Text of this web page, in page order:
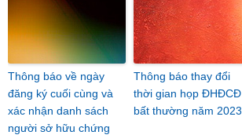
Thông báo về ngày
đăng ký cuối cùng và
xác nhận danh sách
người sở hữu chứng
Thông báo thay đổi
thời gian họp ĐHĐCĐ
bất thường năm 2023